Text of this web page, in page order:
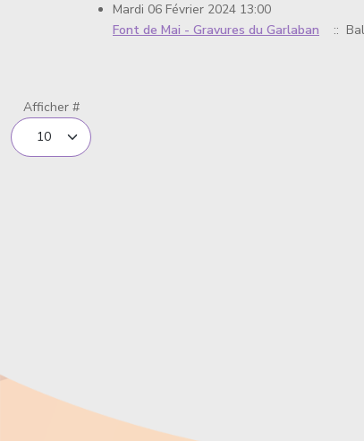
Mardi 06 Février 2024 13:00
Font de Mai - Gravures du Garlaban
::
Afficher #